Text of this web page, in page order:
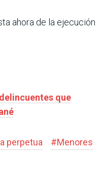
ahora de la ejecución
que
perpetua #Menores